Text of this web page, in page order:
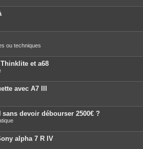
ou techniques
et a68
avec A7 III
sans devoir débourser 2500€ ?
alpha 7 R IV